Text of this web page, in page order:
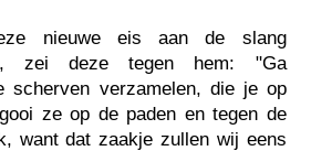
nieuwe eis aan de slang
zei deze tegen hem: "Ga
scherven verzamelen, die je op
ze op de paden en tegen de
want dat zaakje zullen wij eens